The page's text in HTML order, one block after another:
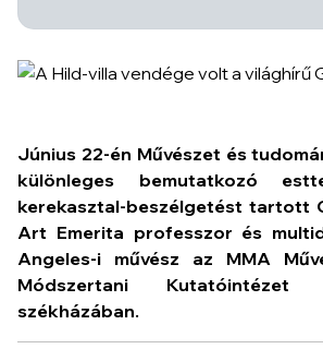
Június 22-én Művészet és
különleges bemutatkozó
kerekasztal-beszélgetést tartott
Art Emerita professzor és
Angeles-i művész az MMA
Módszertani Kutatóintézet
székházában.